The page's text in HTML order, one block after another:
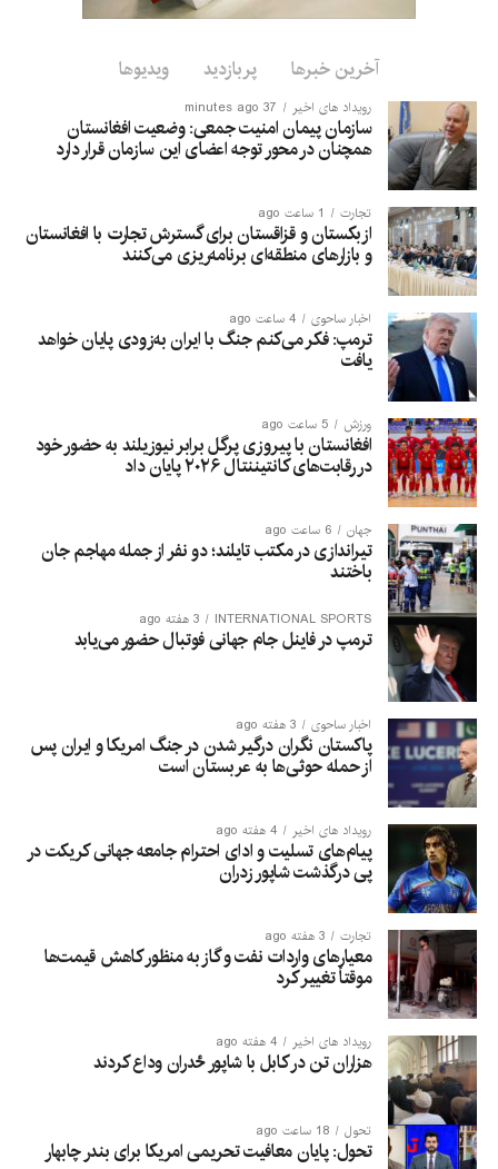
آخرین خبرها پربازدید ویدیوها
رویداد های اخیر 37 minutes ago
سازمان پیمان امنیت جمعی: وضعیت افغانستان
همچنان در محور توجه اعضای این سازمان قرار دارد
تجارت 1 ساعت ago
ازبکستان و قزاقستان برای گسترش تجارت با افغانستان
و بازارهای منطقه‌ای برنامه‌ریزی می‌کنند
اخبار ساحوی 4 ساعت ago
ترمپ: فکر می‌کنم جنگ با ایران به‌زودی پایان خواهد
یافت
ورزش 5 ساعت ago
افغانستان با پیروزی پرگل برابر نیوزیلند به حضور خود
در رقابت‌های کانتیننتال ۲۰۲۶ پایان داد
جهان 6 ساعت ago
تیراندازی در مکتب تایلند؛ دو نفر از جمله مهاجم جان
باختند
INTERNATIONAL SPORTS 3 هفته ago
ترمپ در فاینل جام جهانی فوتبال حضور می‌یابد
اخبار ساحوی 3 هفته ago
پاکستان نگران درگیر شدن در جنگ امریکا و ایران پس
از حمله حوثی‌ها به عربستان است
رویداد های اخیر 4 هفته ago
پیام‌های تسلیت و ادای احترام جامعه جهانی کریکت در
پی درگذشت شاپور زدران
تجارت 3 هفته ago
معیارهای واردات نفت و گاز به منظور کاهش قیمت‌ها
موقتاً تغییر کرد
رویداد های اخیر 4 هفته ago
هزاران تن در کابل با شاپور ځدران وداع کردند
تحول 18 ساعت ago
تحول: پایان معافیت تحریمی امریکا برای بندر چابهار